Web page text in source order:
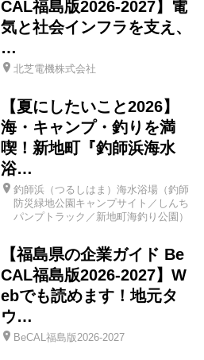
CAL福島版2026-2027】電
気と社会インフラを支え、
…
北芝電機株式会社
【夏にしたいこと2026】
海・キャンプ・釣りを満
喫！新地町『釣師浜海水
浴…
釣師浜（つるしはま）海水浴場（釣師
防災緑地公園キャンプサイト／しんち
パンプトラック／新地町海釣り公園）
【福島県の企業ガイド Be
CAL福島版2026-2027】W
ebでも読めます！地元タ
ウ…
BeCAL福島版2026-2027